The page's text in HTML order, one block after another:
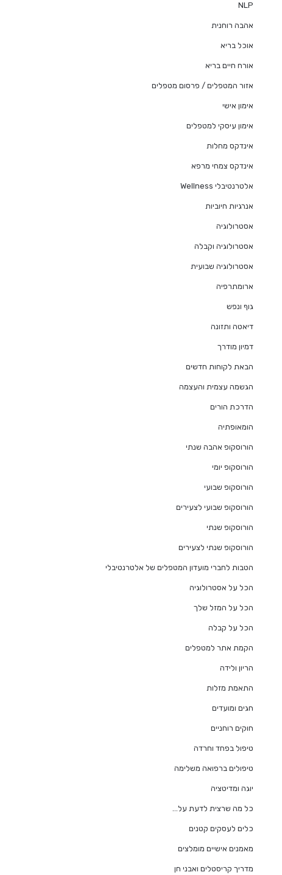
NLP
אהבה רוחנית
אוכל בריא
אורח חיים בריא
אזור המטפלים / פרסום מטפלים
אימון אישי
אימון עיסקי למטפלים
אינדקס מחלות
אינדקס צמחי מרפא
אלטרנטיבלי Wellness
אנרגיות חיוביות
אסטרולוגיה
אסטרולוגיה וקבלה
אסטרולוגיה שבועית
ארומתרפיה
גוף ונפש
דיאטה ותזונה
דמיון מודרך
הבאת לקוחות חדשים
הגשמה עצמית והעצמה
הדרכת הורים
הומאופתיה
הורוסקופ אהבה שנתי
הורוסקופ יומי
הורוסקופ שבועי
הורוסקופ שבועי לצעירים
הורוסקופ שנתי
הורוסקופ שנתי לצעירים
הטבות לחברי מועדון המטפלים של אלטרנטיבלי
הכל על אסטרולוגיה
הכל על המזל שלך
הכל על קבלה
הקמת אתר למטפלים
הריון ולידה
התאמת מזלות
חגים ומועדים
חוקים רוחניים
טיפול בפחד וחרדה
טיפולים ברפואה משלימה
יוגה ומדיטציה
כל מה שרצית לדעת על…
כלים לעסקים קטנים
מאמנים אישיים מומלצים
מדריך קריסטלים ואבני חן